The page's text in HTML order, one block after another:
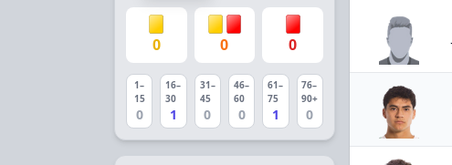
0 0 0
1–
15
0
16–
30
1
31–
45
0
46–
60
0
61–
75
1
76–
90+
0